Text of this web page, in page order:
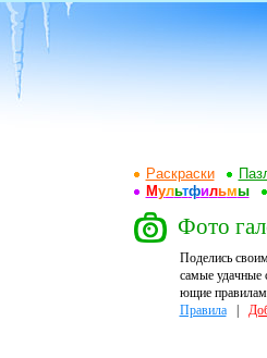
Раскраски
Мультфильмы
Фото
Поделись
самые удачные
ющие правилам
Правила|